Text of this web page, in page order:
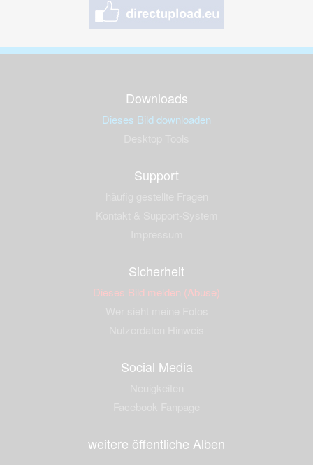
Downloads
Dieses Bild downloaden
Support
Sicherheit
Dieses Bild melden (Abuse)
Social Media
weitere öffentliche Alben